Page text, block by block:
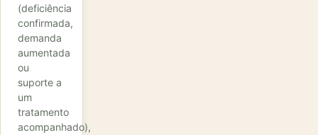
(deficiência
confirmada,
demanda
aumentada
ou
suporte a
um
tratamento
acompanhado),